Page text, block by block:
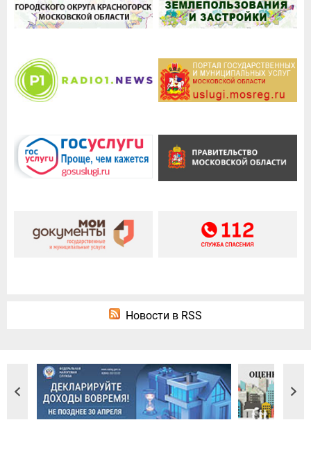
Новости в RSS